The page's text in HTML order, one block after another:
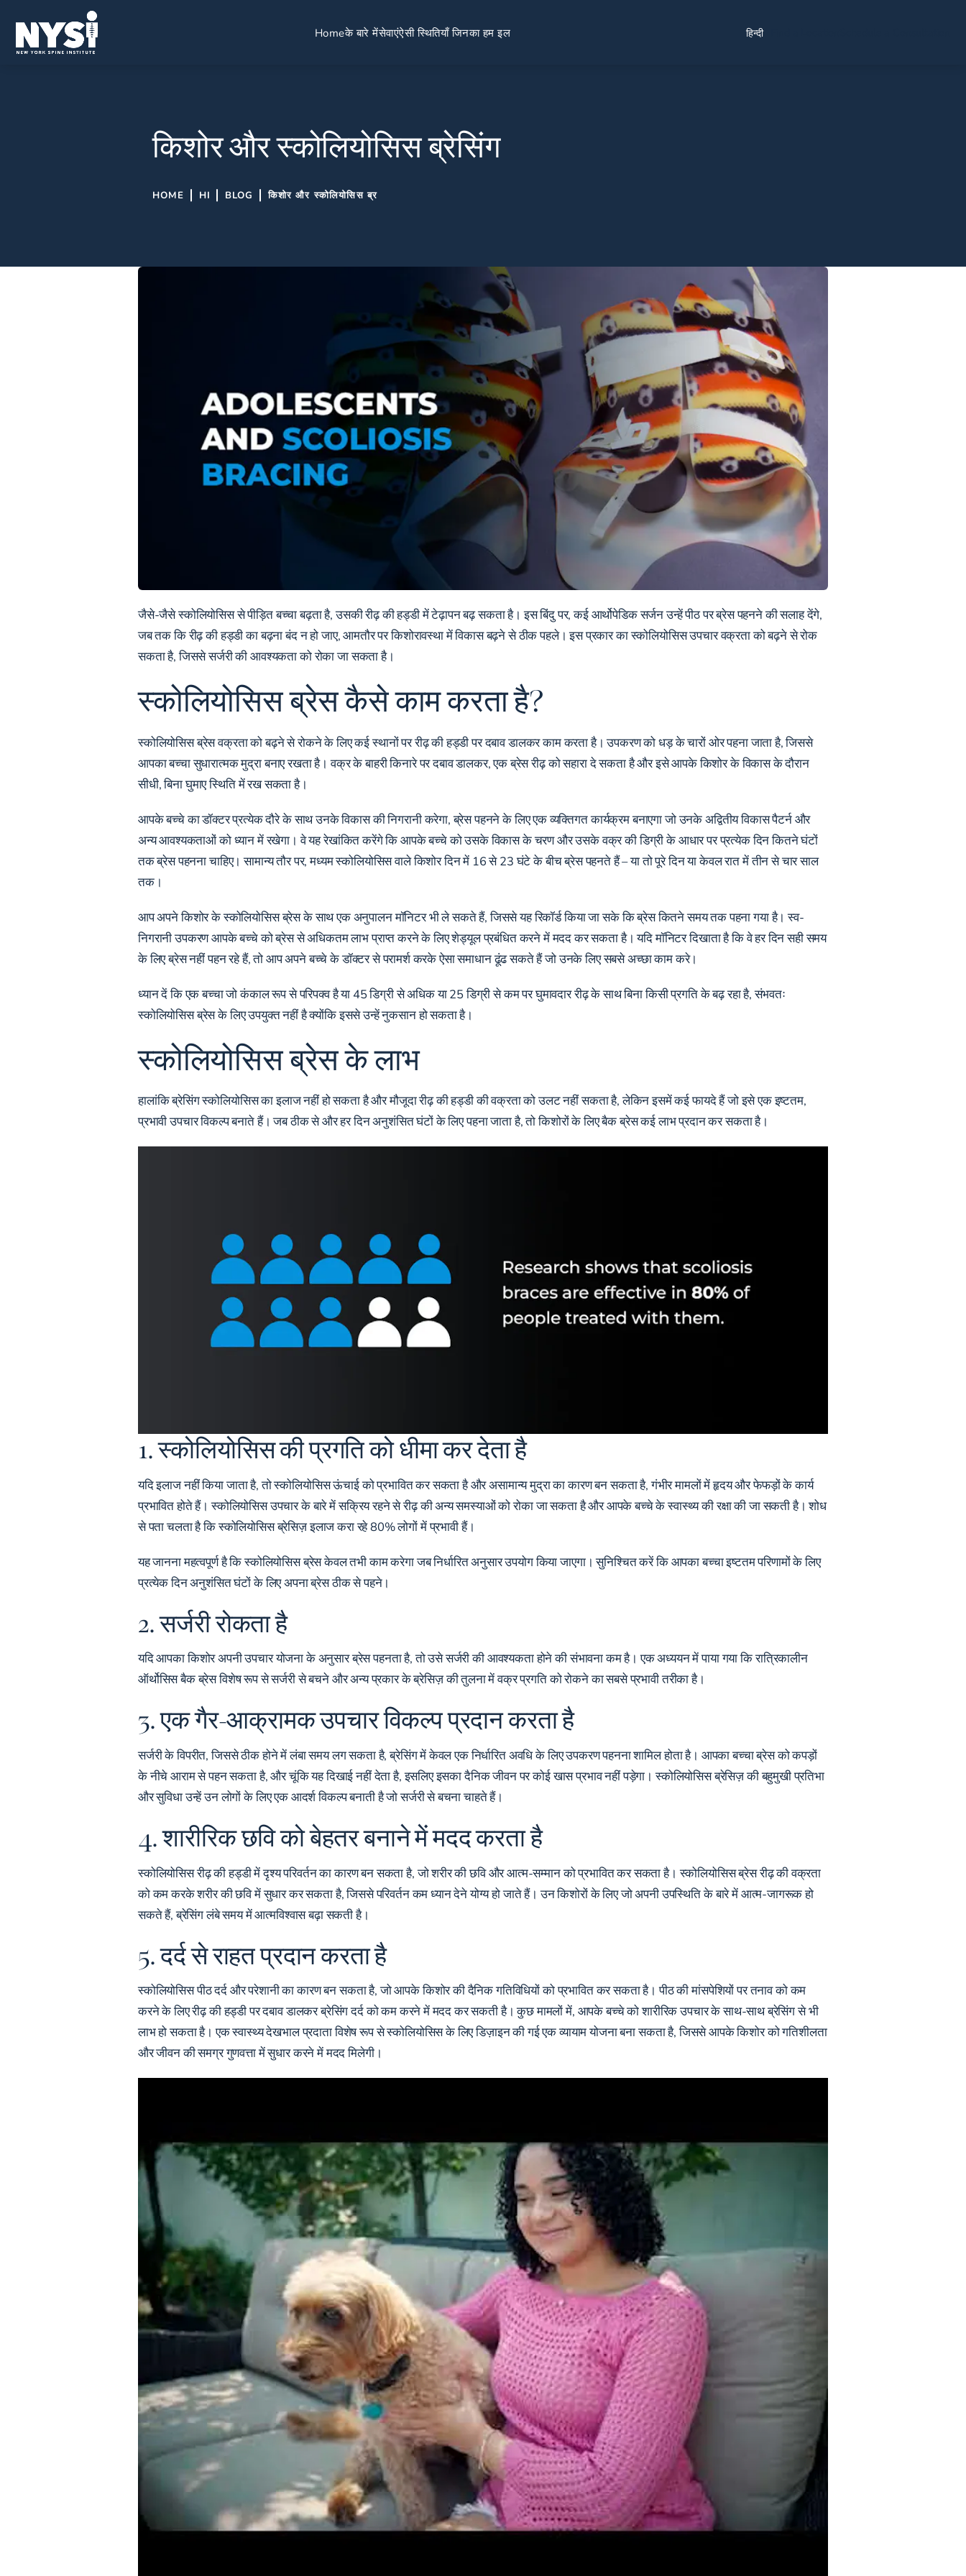
Homeके बारे मेंसेवाएंऐसी स्थितियाँ जिनका हम इल हिन्दी
किशोर और स्कोलियोसिस ब्रेसिंग
HOME HI BLOG किशोर और स्कोलियोसिस ब्र
जैसे-जैसे स्कोलियोसिस से पीड़ित बच्चा बढ़ता है, उसकी रीढ़ की हड्डी में टेढ़ापन बढ़ सकता है। इस बिंदु पर, कई आर्थोपेडिक सर्जन उन्हें पीठ पर ब्रेस पहनने की सलाह देंगे,
जब तक कि रीढ़ की हड्डी का बढ़ना बंद न हो जाए, आमतौर पर किशोरावस्था में विकास बढ़ने से ठीक पहले। इस प्रकार का स्कोलियोसिस उपचार वक्रता को बढ़ने से रोक
सकता है, जिससे सर्जरी की आवश्यकता को रोका जा सकता है।
स्कोलियोसिस ब्रेस कैसे काम करता है?
स्कोलियोसिस ब्रेस वक्रता को बढ़ने से रोकने के लिए कई स्थानों पर रीढ़ की हड्डी पर दबाव डालकर काम करता है। उपकरण को धड़ के चारों ओर पहना जाता है, जिससे
आपका बच्चा सुधारात्मक मुद्रा बनाए रखता है। वक्र के बाहरी किनारे पर दबाव डालकर, एक ब्रेस रीढ़ को सहारा दे सकता है और इसे आपके किशोर के विकास के दौरान
सीधी, बिना घुमाए स्थिति में रख सकता है।
आपके बच्चे का डॉक्टर प्रत्येक दौरे के साथ उनके विकास की निगरानी करेगा, ब्रेस पहनने के लिए एक व्यक्तिगत कार्यक्रम बनाएगा जो उनके अद्वितीय विकास पैटर्न और
अन्य आवश्यकताओं को ध्यान में रखेगा। वे यह रेखांकित करेंगे कि आपके बच्चे को उसके विकास के चरण और उसके वक्र की डिग्री के आधार पर प्रत्येक दिन कितने घंटों
तक ब्रेस पहनना चाहिए। सामान्य तौर पर, मध्यम स्कोलियोसिस वाले किशोरदिन में 16 से 23 घंटे के बीचब्रेस पहनते हैं – या तो पूरे दिन या केवल रात में तीन से चार साल
तक।
आप अपने किशोर के स्कोलियोसिस ब्रेस के साथ एक अनुपालन मॉनिटर भी ले सकते हैं, जिससे यह रिकॉर्ड किया जा सके कि ब्रेस कितने समय तक पहना गया है। स्व-
निगरानी उपकरण आपके बच्चे को ब्रेस से अधिकतम लाभ प्राप्त करने के लिए शेड्यूल प्रबंधित करने में मदद कर सकता है। यदि मॉनिटर दिखाता है कि वे हर दिन सही समय
के लिए ब्रेस नहीं पहन रहे हैं, तो आप अपने बच्चे के डॉक्टर से परामर्श करके ऐसा समाधान ढूंढ सकते हैं जो उनके लिए सबसे अच्छा काम करे।
ध्यान दें कि एक बच्चा जो कंकाल रूप से परिपक्व है या 45 डिग्री से अधिक या 25 डिग्री से कम पर घुमावदार रीढ़ के साथ बिना किसी प्रगति के बढ़ रहा है, संभवतः
स्कोलियोसिस ब्रेस के लिए उपयुक्त नहीं है क्योंकि इससे उन्हें नुकसान हो सकता है।
स्कोलियोसिस ब्रेस के लाभ
हालांकि ब्रेसिंग स्कोलियोसिस का इलाज नहीं हो सकता है और मौजूदा रीढ़ की हड्डी की वक्रता को उलट नहीं सकता है, लेकिन इसमें कई फायदे हैं जो इसे एक इष्टतम,
प्रभावी उपचार विकल्प बनाते हैं। जब ठीक से और हर दिन अनुशंसित घंटों के लिए पहना जाता है, तो किशोरों के लिए बैक ब्रेस कई लाभ प्रदान कर सकता है।
1. स्कोलियोसिस की प्रगति को धीमा कर देता है
यदि इलाज नहीं किया जाता है, तो स्कोलियोसिस ऊंचाई को प्रभावित कर सकता है और असामान्य मुद्रा का कारण बन सकता है, गंभीर मामलों में हृदय और फेफड़ों के कार्य
प्रभावित होते हैं। स्कोलियोसिस उपचार के बारे में सक्रिय रहने से रीढ़ की अन्य समस्याओं को रोका जा सकता है और आपके बच्चे के स्वास्थ्य की रक्षा की जा सकती है। शोध
से पता चलता है कि स्कोलियोसिस ब्रेसिज़ इलाज करा रहे80% लोगों में प्रभावीहैं।
यह जानना महत्वपूर्ण है कि स्कोलियोसिस ब्रेस केवल तभी काम करेगा जब निर्धारित अनुसार उपयोग किया जाएगा। सुनिश्चित करें कि आपका बच्चा इष्टतम परिणामों के लिए
प्रत्येक दिन अनुशंसित घंटों के लिए अपना ब्रेस ठीक से पहने।
2. सर्जरी रोकता है
यदि आपका किशोर अपनी उपचार योजना के अनुसार ब्रेस पहनता है, तो उसे सर्जरी की आवश्यकता होने की संभावना कम है। एक अध्ययन में पाया गया कि रात्रिकालीन
ऑर्थोसिस बैक ब्रेस विशेष रूप सेसर्जरी से बचने और अन्य प्रकार के ब्रेसिज़ की तुलना में वक्र प्रगति को रोकने का सबसे प्रभावी तरीकाहै।
3. एक गैर-आक्रामक उपचार विकल्प प्रदान करता है
सर्जरी के विपरीत, जिससे ठीक होने में लंबा समय लग सकता है, ब्रेसिंग में केवल एक निर्धारित अवधि के लिए उपकरण पहनना शामिल होता है। आपका बच्चा ब्रेस को कपड़ों
के नीचे आराम से पहन सकता है, और चूंकि यह दिखाई नहीं देता है, इसलिए इसका दैनिक जीवन पर कोई खास प्रभाव नहीं पड़ेगा। स्कोलियोसिस ब्रेसिज़ की बहुमुखी प्रतिभा
और सुविधा उन्हें उन लोगों के लिए एक आदर्श विकल्प बनाती है जो सर्जरी से बचना चाहते हैं।
4. शारीरिक छवि को बेहतर बनाने में मदद करता है
स्कोलियोसिस रीढ़ की हड्डी में दृश्य परिवर्तन का कारण बन सकता है, जो शरीर की छवि और आत्म-सम्मान को प्रभावित कर सकता है। स्कोलियोसिस ब्रेस रीढ़ की वक्रता
को कम करके शरीर की छवि में सुधार कर सकता है, जिससे परिवर्तन कम ध्यान देने योग्य हो जाते हैं। उन किशोरों के लिए जो अपनी उपस्थिति के बारे में आत्म-जागरूक हो
सकते हैं, ब्रेसिंग लंबे समय में आत्मविश्वास बढ़ा सकती है।
5. दर्द से राहत प्रदान करता है
स्कोलियोसिस पीठ दर्द और परेशानी का कारण बन सकता है, जो आपके किशोर की दैनिक गतिविधियों को प्रभावित कर सकता है। पीठ की मांसपेशियों पर तनाव को कम
करने के लिए रीढ़ की हड्डी पर दबाव डालकर ब्रेसिंग दर्द को कम करने में मदद कर सकती है। कुछ मामलों में, आपके बच्चे को शारीरिक उपचार के साथ-साथ ब्रेसिंग से भी
लाभ हो सकता है। एक स्वास्थ्य देखभाल प्रदाता विशेष रूप से स्कोलियोसिस के लिए डिज़ाइन की गई एक व्यायाम योजना बना सकता है, जिससे आपके किशोर को गतिशीलता
और जीवन की समग्र गुणवत्ता में सुधार करने में मदद मिलेगी।